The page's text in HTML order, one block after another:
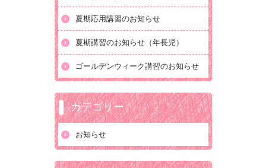
夏期応用講習のお知らせ
夏期講習のお知らせ（年長児）
ゴールデンウィーク講習のお知らせ
カテゴリー
お知らせ